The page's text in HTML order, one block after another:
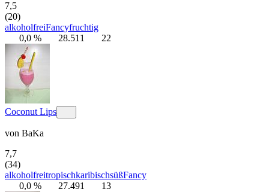
7,5
(20)
alkoholfreiFancyfruchtig
0,0 %
28.511 22
Coconut Lips
von BaKa
7,7
(34)
alkoholfreitropischkaribischsüßFancy
0,0 %
27.491 13